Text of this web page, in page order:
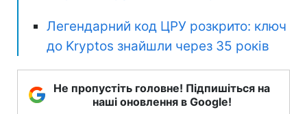
Легендарний код ЦРУ розкрито: ключ
до Kryptos знайшли через 35 років
Не пропустіть головне! Підпишіться на
наші оновлення в Google!